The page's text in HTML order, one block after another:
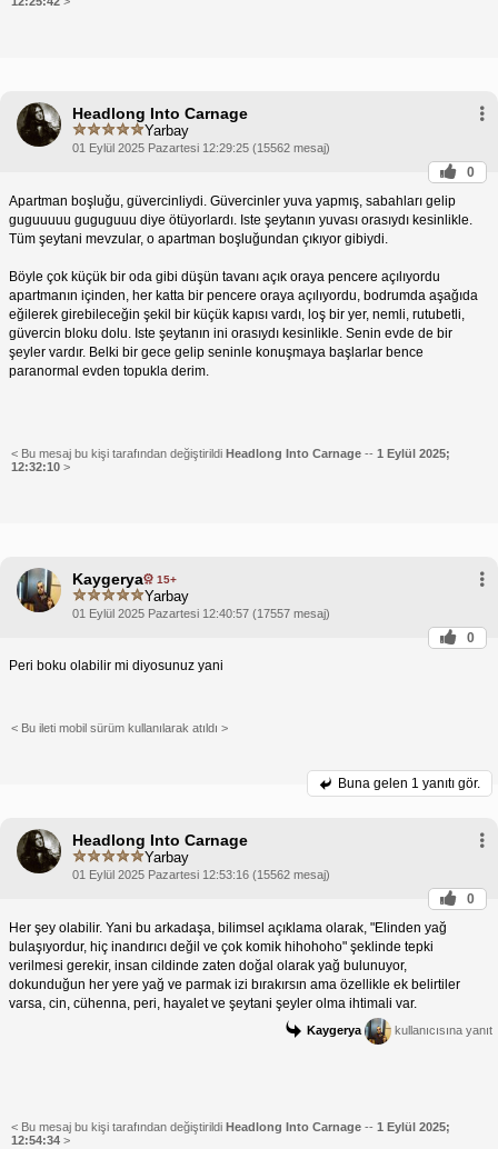
Headlong Into Carnage
Yarbay
01 Eylül 2025 Pazartesi 12:29:25 (15562 mesaj)
0
Apartman boşluğu, güvercinliydi. Güvercinler yuva yapmış, sabahları gelip
guguuuuu guguguuu diye ötüyorlardı. Iste şeytanın yuvası orasıydı kesinlikle.
Tüm şeytani mevzular, o apartman boşluğundan çıkıyor gibiydi.
Böyle çok küçük bir oda gibi düşün tavanı açık oraya pencere açılıyordu
apartmanın içinden, her katta bir pencere oraya açılıyordu, bodrumda aşağıda
eğilerek girebileceğin şekil bir küçük kapısı vardı, loş bir yer, nemli, rutubetli,
güvercin bloku dolu. Iste şeytanın ini orasıydı kesinlikle. Senin evde de bir
şeyler vardır. Belki bir gece gelip seninle konuşmaya başlarlar bence
paranormal evden topukla derim.
< Bu mesaj bu kişi tarafından değiştirildi Headlong Into Carnage -- 1 Eylül 2025;
12:32:10 >
Kaygerya 15+
Yarbay
01 Eylül 2025 Pazartesi 12:40:57 (17557 mesaj)
0
Peri boku olabilir mi diyosunuz yani
< Bu ileti mobil sürüm kullanılarak atıldı >
Buna gelen 1 yanıtı gör.
Headlong Into Carnage
Yarbay
01 Eylül 2025 Pazartesi 12:53:16 (15562 mesaj)
0
Her şey olabilir. Yani bu arkadaşa, bilimsel açıklama olarak, "Elinden yağ
bulaşıyordur, hiç inandırıcı değil ve çok komik hihohoho" şeklinde tepki
verilmesi gerekir, insan cildinde zaten doğal olarak yağ bulunuyor,
dokunduğun her yere yağ ve parmak izi bırakırsın ama özellikle ek belirtiler
varsa, cin, cühenna, peri, hayalet ve şeytani şeyler olma ihtimali var.
Kaygerya kullanıcısına yanıt
< Bu mesaj bu kişi tarafından değiştirildi Headlong Into Carnage -- 1 Eylül 2025;
12:54:34 >